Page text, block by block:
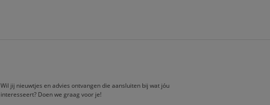
Wil jij nieuwtjes en advies ontvangen die aansluiten bij wat jóu
interesseert? Doen we graag voor je!